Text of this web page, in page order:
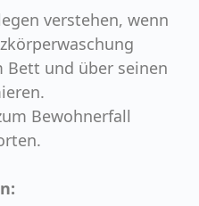
verstehen, wenn
Bett und über seinen
Bewohnerfall